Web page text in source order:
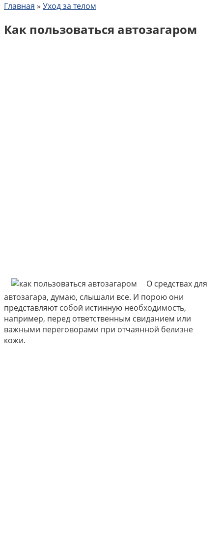
Главная » Уход за телом
Как пользоваться автозагаром
О средствах для
автозагара, думаю, слышали все. И порою они
представляют собой истинную необходимость,
например, перед ответственным свиданием или
важными переговорами при отчаянной белизне
кожи.